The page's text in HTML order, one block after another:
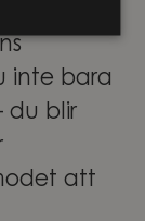
inte bara
du blir
att